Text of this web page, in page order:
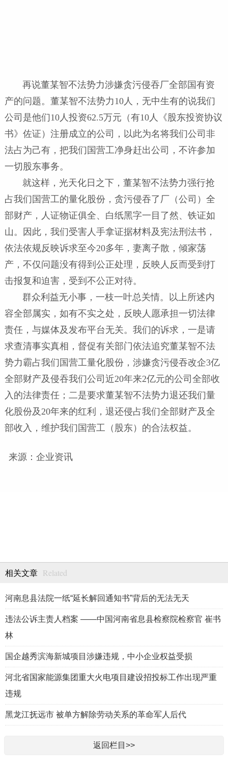
再说董某智不法势力涉嫌贪污侵吞厂全部国有资
产的问题。董某智不法势力10人，无中生有的说我们
公司是他们10人投资62.5万元（有10人《股东投资协议
书》佐证）注册成立的公司，以此为名将我们公司非
法占为己有，把我们国营工净身赶出公司，不许参加
一切股东事务。
就这样，光天化日之下，董某智不法势力强行抢
占我们国营工的量化股份，贪污侵吞了厂（公司）全
部财产，人证物证俱全、白纸黑字一目了然、铁证如
山。因此，我们受害人手拿证据材料及宪法刑法书，
依法依规反映诉求至今20多年，妻离子散，倾家荡
产，不仅问题没有得到公正处理，反映人反而受到打
击报复和迫害，受到不公正对待。
群众利益无小事，一枝一叶总关情。以上所述内
容全部属实，如有不实之处，反映人愿承担一切法律
责任，与媒体及发布平台无关。我们的诉求，一是请
求查清事实真相，督促有关部门依法追究董某智不法
势力霸占我们国营工量化股份，涉嫌贪污侵吞改企3亿
全部财产及侵吞我们公司近20年来2亿元的公司全部收
入的法律责任；二是要求董某智不法势力退还我们量
化股份及20年来的红利，退还侵占我们全部财产及全
部收入，维护我们国营工（股东）的合法权益。
来源：企业资讯
相关文章 Related
河南息县法院一纸“延长解回通知书”背后的无法无天
违法公诉主责人档案 ——中国河南省息县检察院检察官 崔书
林
国企越秀滨海新城项目涉嫌违规，中小企业权益受损
河北省国家能源集团重大火电项目建设招投标工作出现严重
违规
黑龙江抚远市 被单方解除劳动关系的革命军人后代
返回栏目>>